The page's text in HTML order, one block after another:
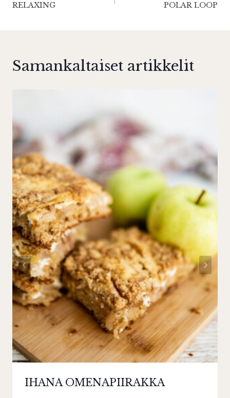
selaus
RELAXING POLAR LOOP
Samankaltaiset artikkelit
IHANA OMENAPIIRAKKA